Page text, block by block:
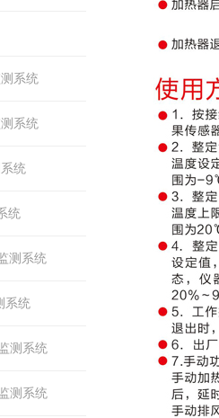
系统
系统
统
统
测系统
系统
测系统
测系统